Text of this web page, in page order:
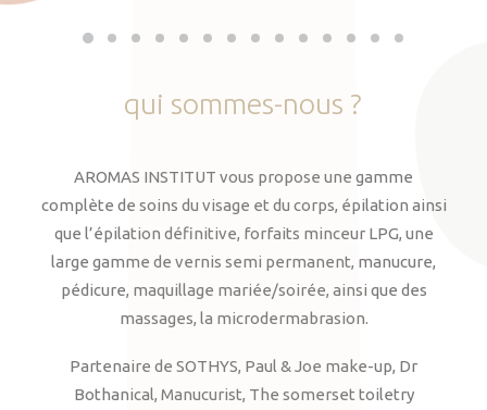
qui sommes-nous ?
AROMAS INSTITUT vous propose une gamme
complète de soins du visage et du corps, épilation ainsi
que l’épilation définitive, forfaits minceur LPG, une
large gamme de vernis semi permanent, manucure,
pédicure, maquillage mariée/soirée, ainsi que des
massages, la microdermabrasion.
Partenaire de SOTHYS, Paul & Joe make-up, Dr
Bothanical, Manucurist, The somerset toiletry